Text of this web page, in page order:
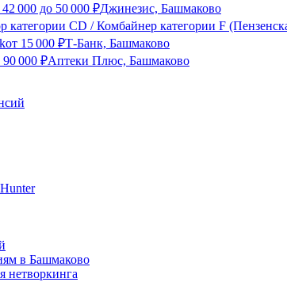
42 000 до 50 000 ₽Джинезис, Башмаково
категории CD / Комбайнер категории F
от 15 000 ₽Т-Банк, Башмаково
90 000 ₽Аптеки Плюс, Башмаково
в Башмаково
нетворкинга